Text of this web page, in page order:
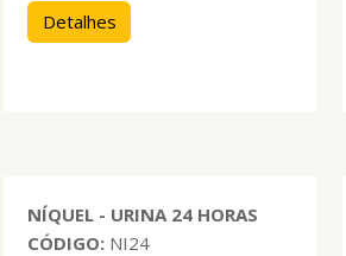
Detalhes
NÍQUEL - URINA 24 HORAS
CÓDIGO: NI24